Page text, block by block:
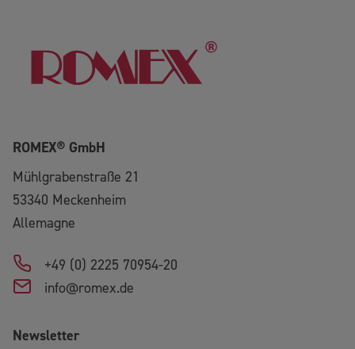
ROMEX® GmbH
Mühlgrabenstraße 21
53340 Meckenheim
Allemagne
+49 (0) 2225 70954-20
info@romex.de
Newsletter